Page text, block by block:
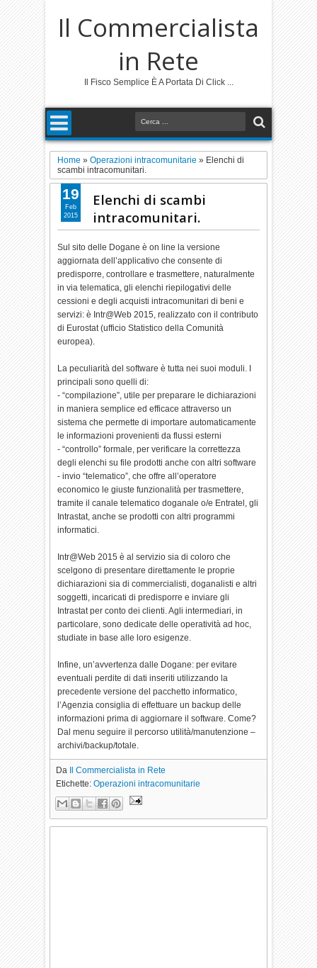
Il Commercialista
in Rete
Il Fisco Semplice È A Portata Di Click ...
Home »Operazioni intracomunitarie » Elenchi di
scambi intracomunitari.
Elenchi di scambi
intracomunitari.
Sul sito delle Dogane è on line la versione
aggiornata dell’applicativo che consente di
predisporre, controllare e trasmettere, naturalmente
in via telematica, gli elenchi riepilogativi delle
cessioni e degli acquisti intracomunitari di beni e
servizi: è Intr@Web 2015, realizzato con il contributo
di Eurostat (ufficio Statistico della Comunità
europea).
La peculiarità del software è tutta nei suoi moduli. I
principali sono quelli di:
- “compilazione”, utile per preparare le dichiarazioni
in maniera semplice ed efficace attraverso un
sistema che permette di importare automaticamente
le informazioni provenienti da flussi esterni
- “controllo” formale, per verificare la correttezza
degli elenchi su file prodotti anche con altri software
- invio “telematico”, che offre all’operatore
economico le giuste funzionalità per trasmettere,
tramite il canale telematico doganale o/e Entratel, gli
Intrastat, anche se prodotti con altri programmi
informatici.
Intr@Web 2015 è al servizio sia di coloro che
scelgono di presentare direttamente le proprie
dichiarazioni sia di commercialisti, doganalisti e altri
soggetti, incaricati di predisporre e inviare gli
Intrastat per conto dei clienti. Agli intermediari, in
particolare, sono dedicate delle operatività ad hoc,
studiate in base alle loro esigenze.
Infine, un’avvertenza dalle Dogane: per evitare
eventuali perdite di dati inseriti utilizzando la
precedente versione del pacchetto informatico,
l’Agenzia consiglia di effettuare un backup delle
informazioni prima di aggiornare il software. Come?
Dal menu seguire il percorso utilità/manutenzione –
archivi/backup/totale.
19
Feb
2015
Da
Il Commercialista in Rete
Etichette:Operazioni intracomunitarie